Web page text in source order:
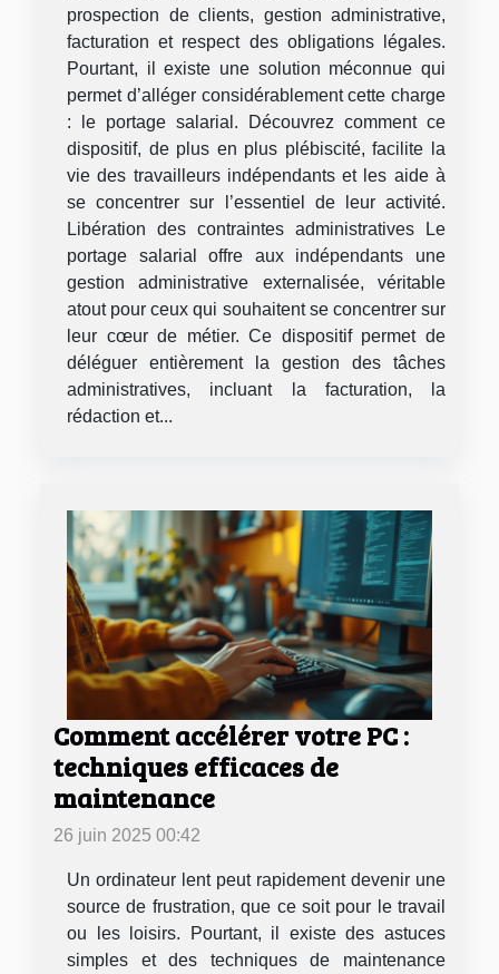
prospection de clients, gestion administrative,
facturation et respect des obligations légales.
Pourtant, il existe une solution méconnue qui
permet d’alléger considérablement cette charge
: le portage salarial. Découvrez comment ce
dispositif, de plus en plus plébiscité, facilite la
vie des travailleurs indépendants et les aide à
se concentrer sur l’essentiel de leur activité.
Libération des contraintes administratives Le
portage salarial offre aux indépendants une
gestion administrative externalisée, véritable
atout pour ceux qui souhaitent se concentrer sur
leur cœur de métier. Ce dispositif permet de
déléguer entièrement la gestion des tâches
administratives, incluant la facturation, la
rédaction et...
Comment accélérer votre PC :
techniques efficaces de
maintenance
26 juin 2025 00:42
Un ordinateur lent peut rapidement devenir une
source de frustration, que ce soit pour le travail
ou les loisirs. Pourtant, il existe des astuces
simples et des techniques de maintenance